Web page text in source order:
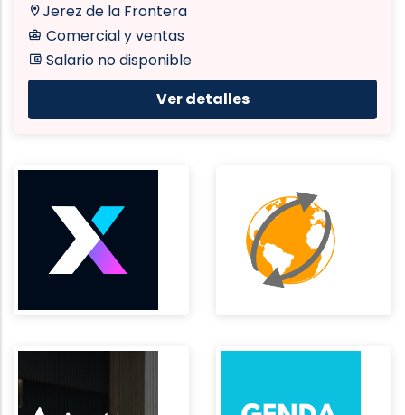
Jerez de la Frontera
Comercial y ventas
Salario no disponible
Ver detalles